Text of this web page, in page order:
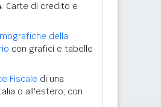
Carte di credito e
della
con grafici e tabelle
Fiscale di una
o all'estero, con